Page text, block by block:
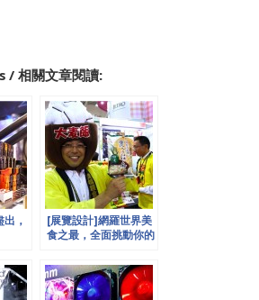
/ 相關文章閱讀:
，
歐也
[展覽設計]網羅世界美
食之最，全面挑動你的
食品展！歐立利x歐也
空間presents